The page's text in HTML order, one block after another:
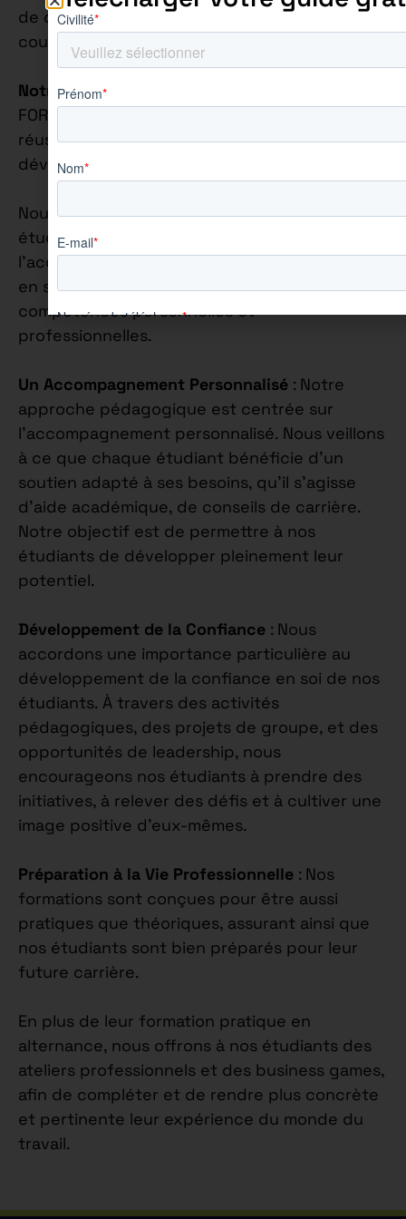
de quatre jours en entreprise et un jour en
cours.
Notre Philosophie Éducative
FORMATION, nous croyons fermement que la
réussite académique va de pair avec le
développement personnel.
Nous nous engageons à accompagner chaque
étudiant de manière individuelle, en mettant
l’accent sur la construction de leur confiance
en soi et sur l’épanouissement de leurs
compétences personnelles et
professionnelles.
Un Accompagnement Personnalisé : Notre
approche pédagogique est centrée sur
l’accompagnement personnalisé. Nous veillons
à ce que chaque étudiant bénéficie d’un
soutien adapté à ses besoins, qu’il s’agisse
d’aide académique, de conseils de carrière.
Notre objectif est de permettre à nos
étudiants de développer pleinement leur
potentiel.
Développement de la Confiance : Nous
accordons une importance particulière au
développement de la confiance en soi de nos
étudiants. À travers des activités
pédagogiques, des projets de groupe, et des
opportunités de leadership, nous
encourageons nos étudiants à prendre des
initiatives, à relever des défis et à cultiver une
image positive d’eux-mêmes.
Préparation à la Vie Professionnelle : Nos
formations sont conçues pour être aussi
pratiques que théoriques, assurant ainsi que
nos étudiants sont bien préparés pour leur
future carrière.
En plus de leur formation pratique en
alternance, nous offrons à nos étudiants des
ateliers professionnels et des business games,
afin de compléter et de rendre plus concrète
et pertinente leur expérience du monde du
travail.